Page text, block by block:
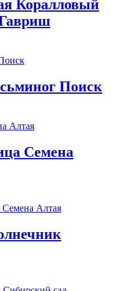
Коралловый
Поиск
Семена